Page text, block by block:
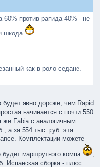
60% против рапида 40% - не
шкода
как в роло седане.
будет явно дороже, чем Rapid.
начинается с почти 550
же Fabia с аналогичным
а за 554 тыс. руб. эта
Комплектации можете
маршрутного компа
,
Испанская сборка - плюс